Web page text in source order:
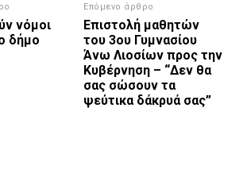
νόμοι
δήμο
Επόμενο άρθρο
Επιστολή μαθητών
του 3ου Γυμνασίου
Άνω Λιοσίων προς την
Κυβέρνηση – “Δεν θα
σας σώσουν τα
ψεύτικα δάκρυά σας”